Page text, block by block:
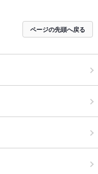
ページの先頭へ戻る